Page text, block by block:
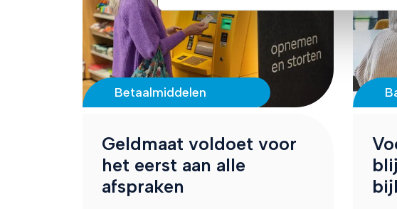
Betaalmiddelen
Geldmaat voldoet voor
het eerst aan alle
afspraken